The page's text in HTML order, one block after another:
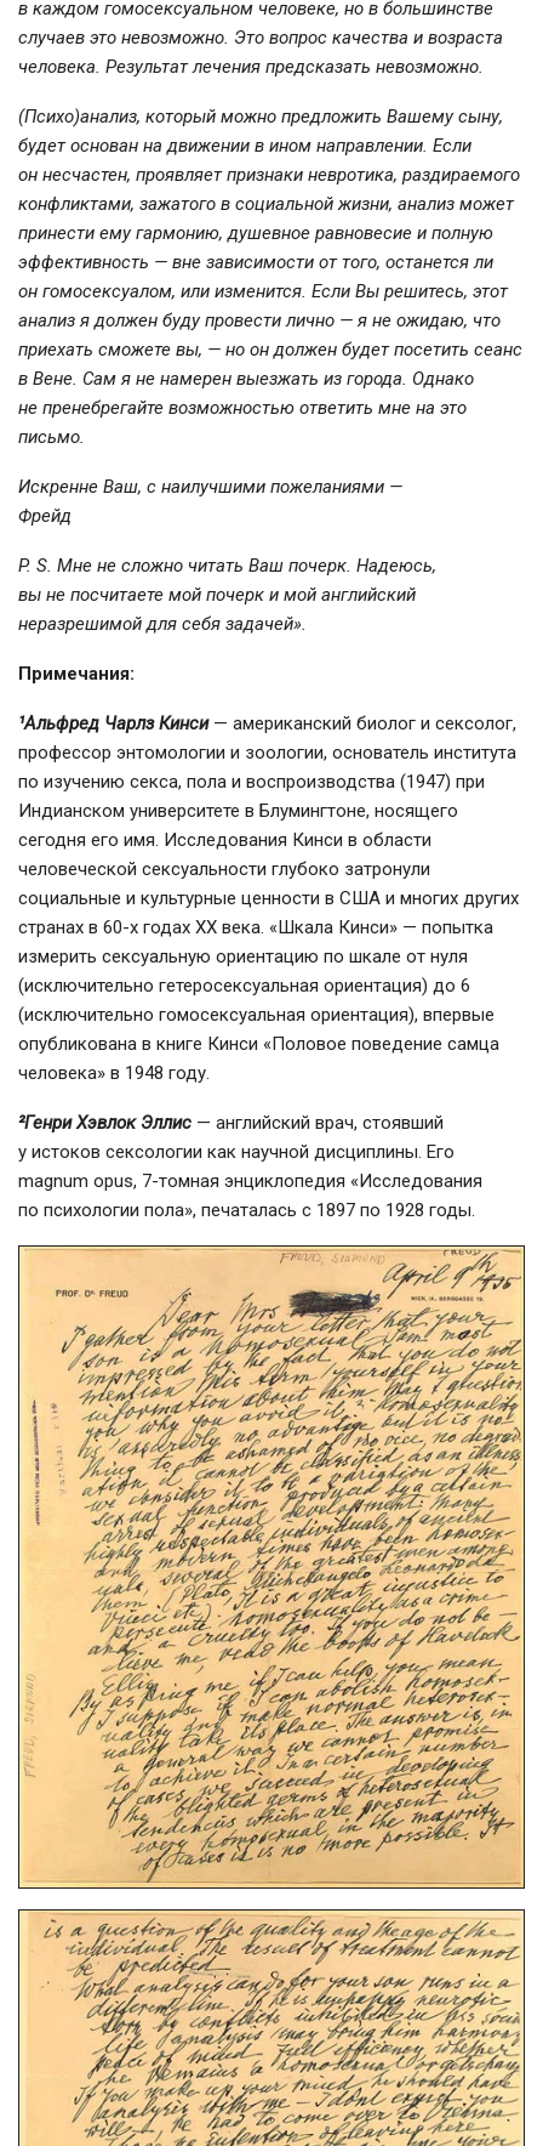
в каждом гомосексуальном человеке, но в большинстве
случаев это невозможно. Это вопрос качества и возраста
человека. Результат лечения предсказать невозможно.
(Психо)анализ, который можно предложить Вашему сыну,
будет основан на движении в ином направлении. Если
он несчастен, проявляет признаки невротика, раздираемого
конфликтами, зажатого в социальной жизни, анализ может
принести ему гармонию, душевное равновесие и полную
эффективность — вне зависимости от того, останется ли
он гомосексуалом, или изменится. Если Вы решитесь, этот
анализ я должен буду провести лично — я не ожидаю, что
приехать сможете вы, — но он должен будет посетить сеанс
в Вене. Сам я не намерен выезжать из города. Однако
не пренебрегайте возможностью ответить мне на это
письмо.
Искренне Ваш, с наилучшими пожеланиями —
Фрейд
P. S. Мне не сложно читать Ваш почерк. Надеюсь,
вы не посчитаете мой почерк и мой английский
неразрешимой для себя задачей».
Примечания:
¹Альфред Чарлз Кинси — американский биолог и сексолог,
профессор энтомологии и зоологии, основатель института
по изучению секса, пола и воспроизводства (1947) при
Индианском университете в Блумингтоне, носящего
сегодня его имя. Исследования Кинси в области
человеческой сексуальности глубоко затронули
социальные и культурные ценности в США и многих других
странах в 60-х годах XX века. «Шкала Кинси» — попытка
измерить сексуальную ориентацию по шкале от нуля
(исключительно гетеросексуальная ориентация) до 6
(исключительно гомосексуальная ориентация), впервые
опубликована в книге Кинси «Половое поведение самца
человека» в 1948 году.
²Генри Хэвлок Эллис — английский врач, стоявший
у истоков сексологии как научной дисциплины. Его
magnum opus, 7-томная энциклопедия «Исследования
по психологии пола», печаталась с 1897 по 1928 годы.